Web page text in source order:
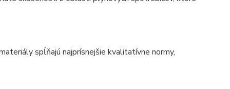
spĺňajú najprísnejšie kvalitatívne normy,